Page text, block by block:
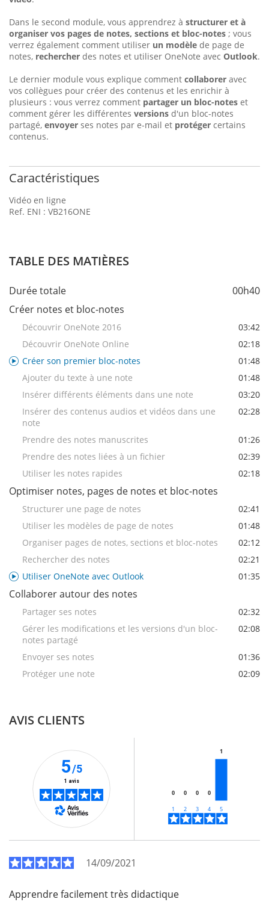
Dans le second module, vous apprendrez à structurer et à
organiser vos pages de notes, sections et bloc-notes ; vous
verrez également comment utiliser un modèle de page de
notes, rechercher des notes et utiliser OneNote avec Outlook.
Le dernier module vous explique comment collaborer avec
vos collègues pour créer des contenus et les enrichir à
plusieurs : vous verrez comment partager un bloc-notes et
comment gérer les différentes versions d'un bloc-notes
partagé, envoyer ses notes par e-mail et protéger certains
contenus.
Caractéristiques
Vidéo en ligne
Ref. ENI : VB216ONE
TABLE DES MATIÈRES
Durée totale
00h40
Créer notes et bloc-notes
Découvrir OneNote 2016
03:42
Découvrir OneNote Online
02:18
Créer son premier bloc-notes
01:48
Ajouter du texte à une note
01:48
Insérer différents éléments dans une note
03:20
Insérer des contenus audios et vidéos dans une
note
02:28
Prendre des notes manuscrites
01:26
Prendre des notes liées à un fichier
02:39
Utiliser les notes rapides
02:18
Optimiser notes, pages de notes et bloc-notes
Structurer une page de notes
02:41
Utiliser les modèles de page de notes
01:48
Organiser pages de notes, sections et bloc-notes
02:12
Rechercher des notes
02:21
Utiliser OneNote avec Outlook
01:35
Collaborer autour des notes
Partager ses notes
02:32
Gérer les modifications et les versions d'un bloc-
notes partagé
02:08
Envoyer ses notes
01:36
Protéger une note
02:09
AVIS CLIENTS
5/5
1 avis
0 0 0 0
1
14/09/2021
Apprendre facilement très didactique